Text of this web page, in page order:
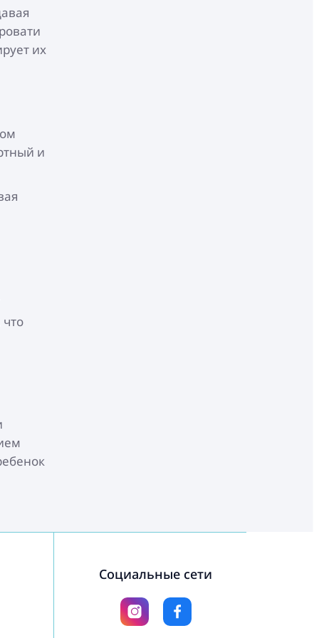
их
и
Социальные сети